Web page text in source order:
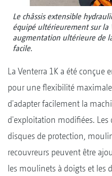
Le châssis extensible
équipé ultérieurement sur la
augmentation ultérieure de
facile.
La Venterra 1K a été
pour une flexibilité
d'adapter facilement la
d'exploitation modifiées.
disques de protection,
recouvreurs peuvent être
les moulinets à doigts et les